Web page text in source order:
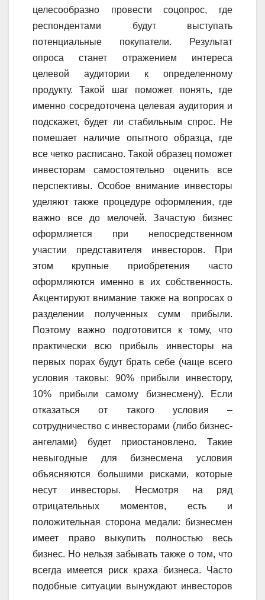
целесообразно провести соцопрос, где
респондентами будут выступать
потенциальные покупатели. Результат
опроса станет отражением интереса
целевой аудитории к определенному
продукту. Такой шаг поможет понять, где
именно сосредоточена целевая аудитория и
подскажет, будет ли стабильным спрос. Не
помешает наличие опытного образца, где
все четко расписано. Такой образец поможет
инвесторам самостоятельно оценить все
перспективы. Особое внимание инвесторы
уделяют также процедуре оформления, где
важно все до мелочей. Зачастую бизнес
оформляется при непосредственном
участии представителя инвесторов. При
этом крупные приобретения часто
оформляются именно в их собственность.
Акцентируют внимание также на вопросах о
разделении полученных сумм прибыли.
Поэтому важно подготовится к тому, что
практически всю прибыль инвесторы на
первых порах будут брать себе (чаще всего
условия таковы: 90% прибыли инвестору,
10% прибыли самому бизнесмену). Если
отказаться от такого условия –
сотрудничество с инвесторами (либо бизнес-
ангелами) будет приостановлено. Такие
невыгодные для бизнесмена условия
объясняются большими рисками, которые
несут инвесторы. Несмотря на ряд
отрицательных моментов, есть и
положительная сторона медали: бизнесмен
имеет право выкупить полностью весь
бизнес. Но нельзя забывать также о том, что
всегда имеется риск краха бизнеса. Часто
подобные ситуации вынуждают инвесторов